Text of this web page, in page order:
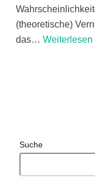
(theoretische)
das… Weiterlesen
Suche